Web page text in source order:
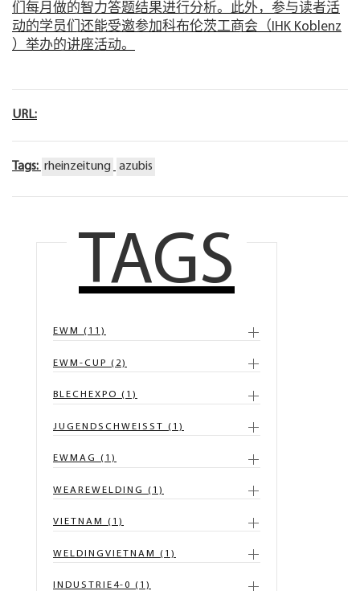
们每月做的智力答题结果进行分析。此外，参与读者活
动的学员们还能受邀参加科布伦茨工商会（IHK Koblenz
）举办的讲座活动。
URL:
Tags: rheinzeitung azubis
TAGS
EWM (11)
EWM-CUP (2)
BLECHEXPO (1)
JUGENDSCHWEISST (1)
EWMAG (1)
WEAREWELDING (1)
VIETNAM (1)
WELDINGVIETNAM (1)
INDUSTRIE4-0 (1)